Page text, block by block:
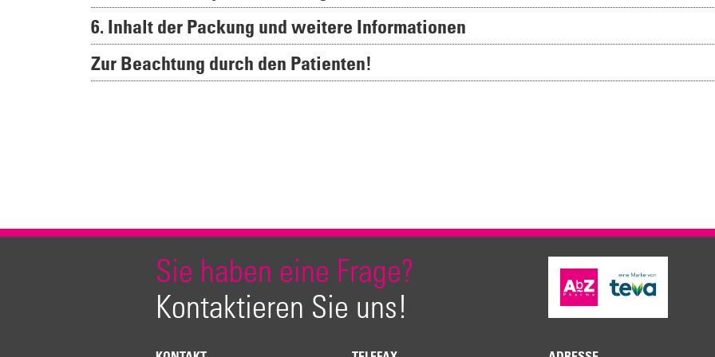
6. Inhalt der Packung und weitere Informationen
Zur Beachtung durch den Patienten!
Sie haben eine Frage?
Kontaktieren Sie uns!